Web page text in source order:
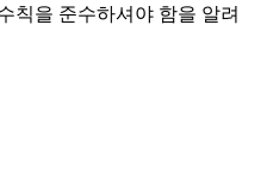
칙을 준수하셔야 함을 알려